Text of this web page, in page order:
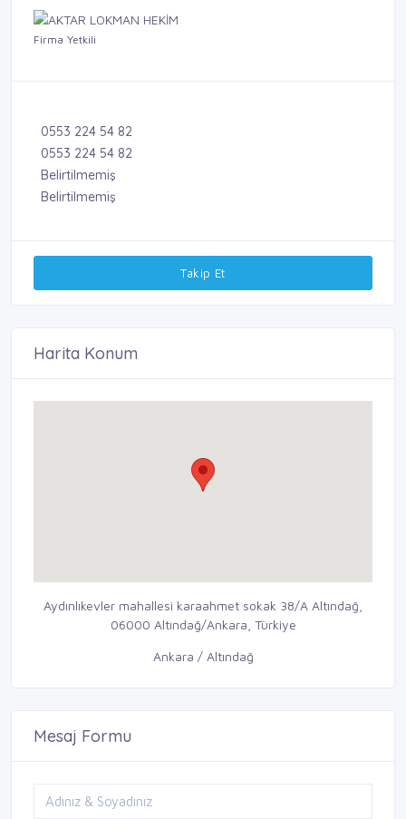
Firma Yetkili
0553 224 54 82
0553 224 54 82
Belirtilmemiş
Belirtilmemiş
Takip Et
Harita Konum
Aydınlıkevler mahallesi karaahmet sokak 38/A Altındağ,
06000 Altındağ/Ankara, Türkiye
Ankara / Altındağ
Mesaj Formu